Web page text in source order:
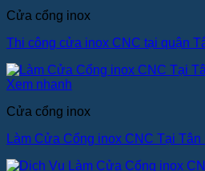
Cửa cổng inox
Thi công cửa inox CNC tại quận
Xem nhanh
Cửa cổng inox
Làm Cửa Cổng inox CNC Tại Tân